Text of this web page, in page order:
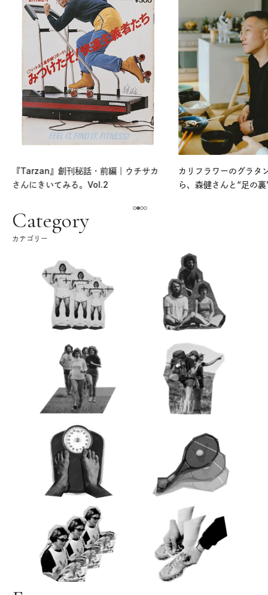
『Tarzan』創刊秘話・前編｜ウチサカ
さんにきいてみる。Vol.2
カリフラワーのグラタ
ら、森健さんと“足の
Category
カテゴリー